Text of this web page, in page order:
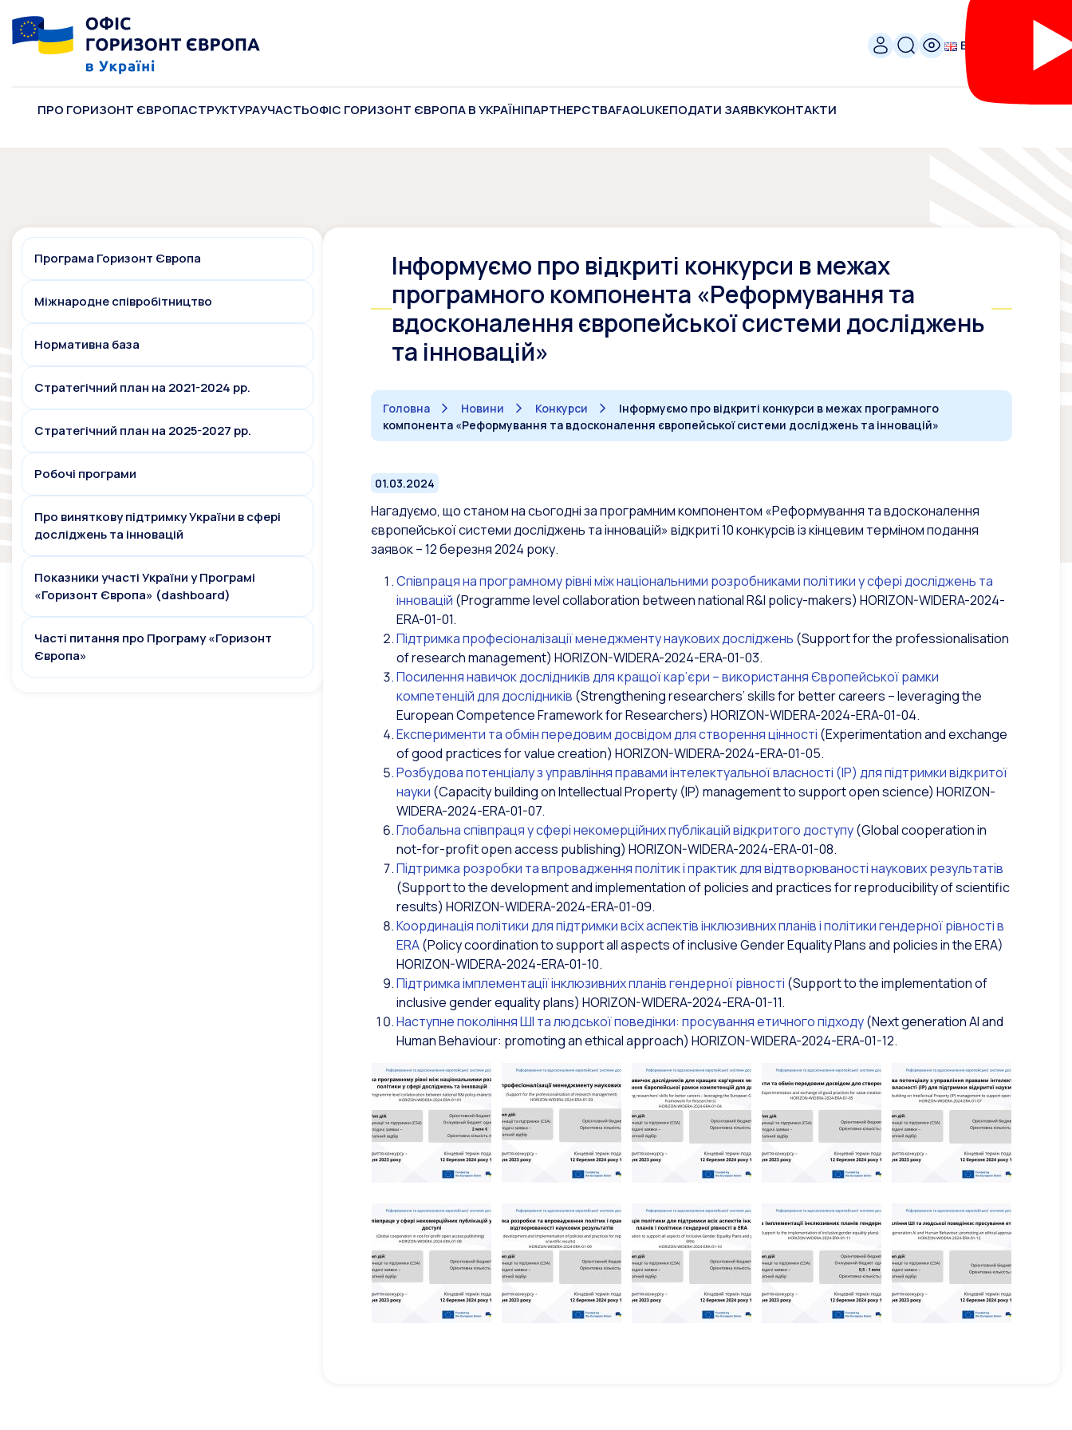
ENG
ПРО ГОРИЗОНТ ЄВРОПАСТРУКТУРАУЧАСТЬОФІС ГОРИЗОНТ ЄВРОПА В УКРАЇНІПАРТНЕРСТВАFAQLUKEПОДАТИ ЗАЯВКУКОНТАКТИ
Програма Горизонт Європа
Міжнародне співробітництво
Нормативна база
Стратегічний план на 2021-2024 рр.
Стратегічний план на 2025-2027 рр.
Робочі програми
Про виняткову підтримку України в сфері
досліджень та інновацій
Показники участі України у Програмі
«Горизонт Європа» (dashboard)
Часті питання про Програму «Горизонт
Європа»
Інформуємо про відкриті конкурси в межах
програмного компонента «Реформування та
вдосконалення європейської системи досліджень
та інновацій»
Головна Новини Конкурси
Інформуємо про відкриті конкурси в межах програмного
компонента «Реформування та вдосконалення європейської системи досліджень та інновацій»
01.03.2024
Нагадуємо, що станом на сьогодні за програмним компонентом «Реформування та вдосконалення
європейської системи досліджень та інновацій»відкриті 10 конкурсів із кінцевим терміном подання
заявок – 12 березня 2024 року.
Співпраця на програмному рівні між національними розробниками політики у сфері досліджень та
інновацій (Programme level collaboration between national R&I policy-makers) HORIZON-WIDERA-2024-
ERA-01-01.
Підтримка професіоналізації менеджменту наукових досліджень (Support for the professionalisation
of research management) HORIZON-WIDERA-2024-ERA-01-03.
Посилення навичок дослідників для кращої кар’єри – використання Європейської рамки
компетенцій для дослідників (Strengthening researchers’ skills for better careers – leveraging the
European Competence Framework for Researchers) HORIZON-WIDERA-2024-ERA-01-04.
Експерименти та обмін передовим досвідом для створення цінності (Experimentation and exchange
of good practices for value creation) HORIZON-WIDERA-2024-ERA-01-05.
Розбудова потенціалу з управління правами інтелектуальної власності (ІР) для підтримки відкритої
науки (Capacity building on Intellectual Property (IP) management to support open science) HORIZON-
WIDERA-2024-ERA-01-07.
Глобальна співпраця у сфері некомерційних публікацій відкритого доступу(Global cooperation in
not-for-profit open access publishing) HORIZON-WIDERA-2024-ERA-01-08.
Підтримка розробки та впровадження політик і практик для відтворюваності наукових результатів
(Support to the development and implementation of policies and practices for reproducibility of scientific
results) HORIZON-WIDERA-2024-ERA-01-09.
Координація політики для підтримки всіх аспектів інклюзивних планів і політики гендерної рівності в
ERA(Policy coordination to support all aspects of inclusive Gender Equality Plans and policies in the ERA)
HORIZON-WIDERA-2024-ERA-01-10.
Підтримка імплементації інклюзивних планів гендерної рівності (Support to the implementation of
inclusive gender equality plans) HORIZON-WIDERA-2024-ERA-01-11.
Наступне покоління ШІ та людської поведінки: просування етичного підходу(Next generation AI and
Human Behaviour: promoting an ethical approach) HORIZON-WIDERA-2024-ERA-01-12.